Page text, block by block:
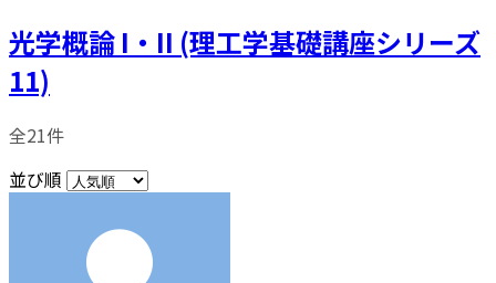
光学概論 I・II (理工学基礎講座シリーズ
11)
全21件
並び順